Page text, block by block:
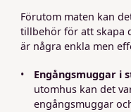
Förutom maten kan
tillbehör för att skapa
är några enkla men
Engångsmuggar i
utomhus kan det
engångsmuggar